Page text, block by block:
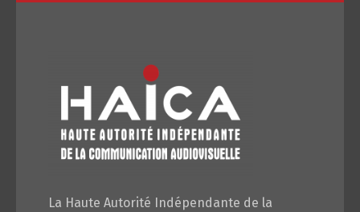
La Haute Autorité Indépendante de la